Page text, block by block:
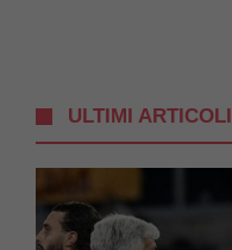
ULTIMI ARTICOLI